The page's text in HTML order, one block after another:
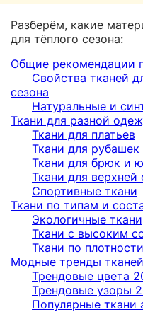
Разберём, какие
для тёплого сезона:
Общие рекомендации
Свойства тканей
сезона
Натуральные и
Ткани для разной
Ткани для платьев
Ткани для рубашек
Ткани для брюк и
Ткани для
Спортивные ткани
Ткани по типам и
Экологичные ткани
Ткани с высоким
Ткани по
Модные тренды
Трендовые цвета
Трендовые узоры
Популярные ткани